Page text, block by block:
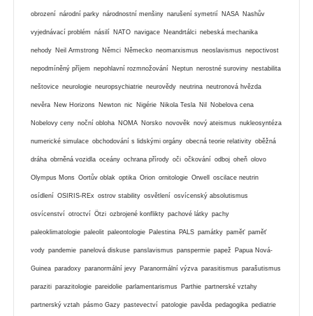
obrození národní parky národnostní menšiny narušení symetrií NASA Nashův
vyjednávací problém násilí NATO navigace Neandrtálci nebeská mechanika
nehody Neil Armstrong Němci Německo neomarxismus neoslavismus nepoctivost
nepodmíněný příjem nepohlavní rozmnožování Neptun nerostné suroviny nestabilita
neštovice neurologie neuropsychiatrie neurovědy neutrina neutronová hvězda
nevěra New Horizons Newton nic Nigérie Nikola Tesla Nil Nobelova cena
Nobelovy ceny noční obloha NOMA Norsko novověk nový ateismus nukleosyntéza
numerické simulace obchodování s lidskými orgány obecná teorie relativity oběžná
dráha obrněná vozidla oceány ochrana přírody oči očkování odboj oheň olovo
Olympus Mons Oortův oblak optika Orion ornitologie Orwell oscilace neutrin
osídlení OSIRIS-REx ostrov stability osvětlení osvícenský absolutismus
osvícenství otroctví Ötzi ozbrojené konflikty pachové látky pachy
paleoklimatologie paleolit paleontologie Palestina PALS památky paměť paměť
vody pandemie panelová diskuse panslavismus panspermie papež Papua Nová-
Guinea paradoxy paranormální jevy Paranormální výzva parasitismus parašutismus
paraziti parazitologie pareidolie parlamentarismus Parthie partnerské vztahy
partnerský vztah pásmo Gazy pastevectví patologie pavěda pedagogika pediatrie